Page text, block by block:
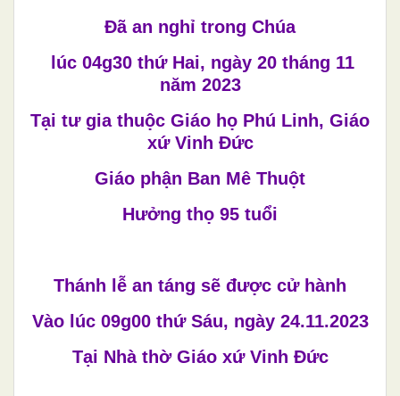
Đã an nghỉ trong Chúa
lúc 04g30 thứ Hai, ngày 20 tháng 11
năm 2023
Tại tư gia thuộc Giáo họ Phú Linh, Giáo
xứ Vinh Đức
Giáo phận Ban Mê Thuột
Hưởng thọ 95 tuổi
Thánh lễ an táng sẽ được cử hành
Vào lúc 09g00 thứ Sáu, ngày 24.11.2023
Tại Nhà thờ Giáo xứ Vinh Đức